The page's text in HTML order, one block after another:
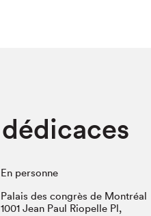
En personne
Palais des congrès de Montréal
1001 Jean Paul Riopelle Pl,